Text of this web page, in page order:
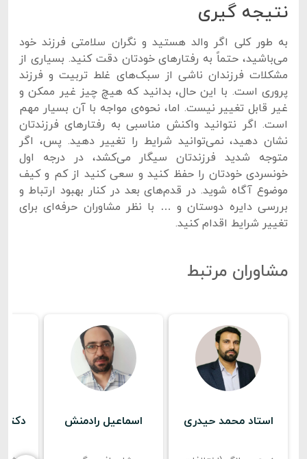
نتیجه گیری
به طور کلی اگر والد هستید و نگران سلامتی فرزند خود
می‌باشید، حتماً به رفتارهای خودتان دقت کنید. بسیاری از
مشکلات فرزندان ناشی از سبک‌های غلط تربیت و فرزند
پروری است. با این حال، بدانید که هیچ چیز غیر ممکن و
غیر قابل تغییر نیست. اما، نحوه‌ی مواجه با آن بسیار مهم
است. اگر نتوانید واکنش مناسبی به رفتارهای فرزندتان
نشان دهید، نمی‌توانید شرایط را تغییر دهید. پس، اگر
متوجه شدید فرزندتان سیگار می‌کشد، در درجه اول
خونسردی خودتان را حفظ کنید و سعی کنید از کم و کیف
موضوع آگاه شوید. در قدم‌های بعد در کنار بهبود ارتباط و
بررسی دایره دوستان و … با نظر مشاوران حرفه‌ای برای
تغییر شرایط اقدام کنید.
مشاوران مرتبط
استاد محمد حیدری اسماعیل رادمنش دکتر